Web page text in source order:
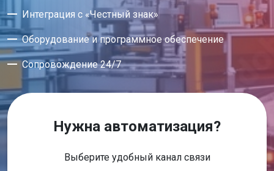
Интеграция с «Честный знак»
Оборудование и программное обеспечение
Сопровождение 24/7
Нужна автоматизация?
Выберите удобный канал связи